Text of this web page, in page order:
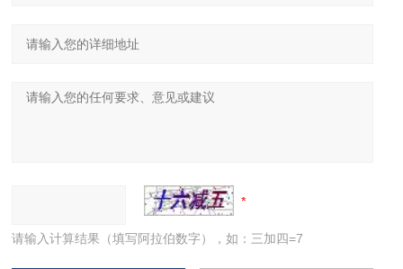
请输入计算结果（填写阿拉伯数字），如：三加四=7